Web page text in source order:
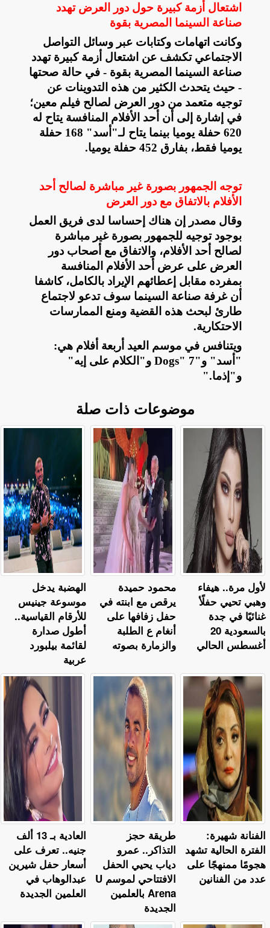
اشتعال أزمة كبيرة حول دور العرض تهدد
صناعة السينما المصرية بقوة
وكانت اتهامات وكتابات عبر وسائل التواصل
الاجتماعي تكشف عن اشتعال أزمة كبيرة تهدد
صناعة السينما المصرية بقوة - في حالة صحتها
- حيث يتحدث الكثير من هذه التدوينات عن
توجيه متعمد من دور العرض لصالح فيلم معين؛
في إشارة إلى أن أحد الأفلام المنافسة يتاح له
620 حفلة يوميا بينما يتاح لـ"أسد" 168 حفلة
يوميا فقط، بفارق 452 حفلة يوميا
.
توجه الجمهور بصورة غير مباشرة لصالح أحد
الأفلام بالاتفاق مع دور العرض
وقال مصدر إن هناك إحساسا لدى فريق العمل
بوجود توجيه للجمهور بصورة غير مباشرة
لصالح أحد الأفلام، والاتفاق مع أصحاب دور
العرض على عرض أحد الأفلام المنافسة
بمفرده مقابل إعطائهم الإيراد بالكامل، كاشفا
أن غرفة صناعة السينما سوف تدعو لاجتماع
طارئ لبحث هذه القضية ومنع الممارسات
الاحتكارية.
ويتنافس في موسم العيد أربعة أفلام هي:
"أسد" و"7
Dogs"و"الكلام على إيه"
و"إذما".
موضوعات ذات صلة
الهضبة يدخل
موسوعة جينيس
للأرقام القياسية..
أطول صدارة
لقائمة بيلبورد
عربية
محمود حميدة
يرقص مع ابنته في
حفل زفافها على
أنغام ع الطلبة
والزمارة بصوته
لأول مرة.. هيفاء
وهبي تحيي حفلًأ
غنائيًا في جدة
بالسعودية 20
أغسطس الحالي
العادية بـ 13 ألف
جنيه.. تعرف على
أسعار حفل شيرين
عبدالوهاب في
العلمين الجديدة
طريقة حجز
التذاكر.. عمرو
دياب يحيي الحفل
الافتتاحي لموسم U
Arena بالعلمين
الجديدة
الفنانة شهيرة:
الفترة الحالية تشهد
هجومًا ممنهجًا على
عدد من الفنانين